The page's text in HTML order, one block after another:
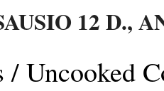
12 D.,
Uncooked